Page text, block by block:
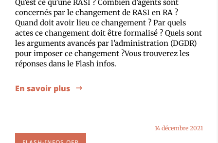
Qu’est ce qu’une RASI ? Combien d’agents sont
concernés par le changement de RASI en RA ?
Quand doit avoir lieu ce changement ? Par quels
actes ce changement doit être formalisé ? Quels sont
les arguments avancés par l’administration (DGDR)
pour imposer ce changement ?Vous trouverez les
réponses dans le Flash infos.
En savoir plus
14 décembre 2021